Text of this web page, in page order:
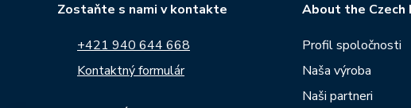
Zostaňte s nami v kontakte
+421 940 644 668
Kontaktný formulár
About the Czech
Profil spoločnosti
Naša výroba
Naši partneri